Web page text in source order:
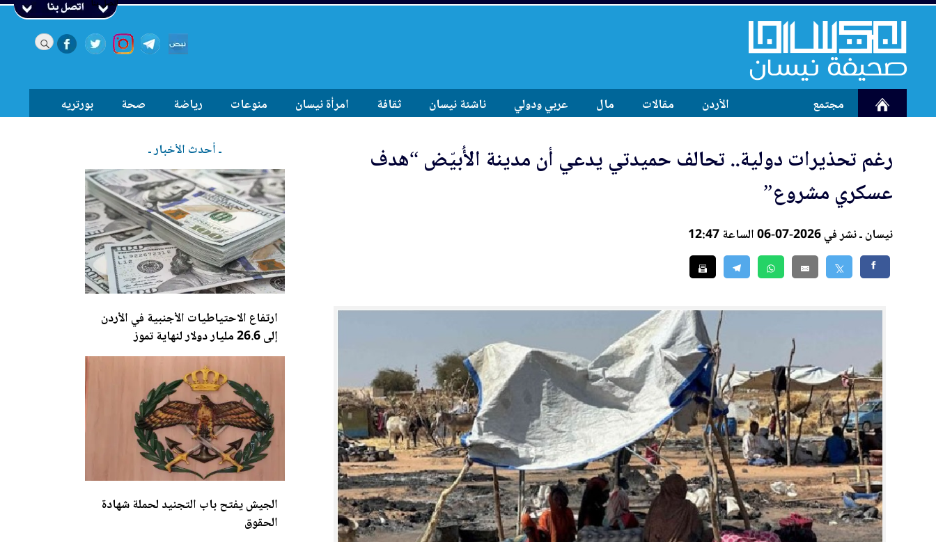
اتصل بنا
مجتمع الأردن مقالات مال عربي ودولي ناشئة نيسان ثقافة امرأة نيسان منوعات رياضة صحة بورتريه
رغم تحذيرات دولية.. تحالف حميدتي يدعي أن مدينة الأُبيّض “هدف
عسكري مشروع”
نيسان ـ نشر في 2026-07-06 الساعة 12:47
ـ أحدث الأخبار ـ
ارتفاع الاحتياطيات الأجنبية في الأردن
إلى 26.6 مليار دولار لنهاية تموز
الجيش يفتح باب التجنيد لحملة شهادة
الحقوق